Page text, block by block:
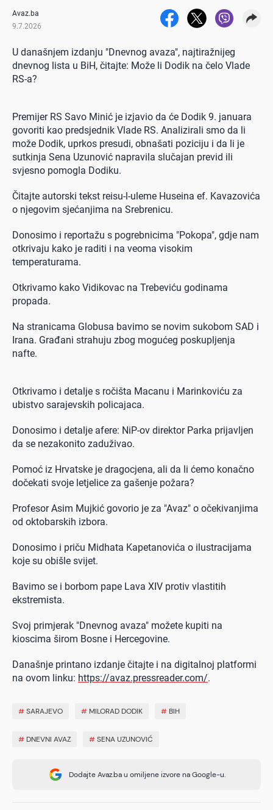
Avaz.ba
9.7.2026
U današnjem izdanju "Dnevnog avaza", najtiražnijeg
dnevnog lista u BiH, čitajte: Može li Dodik na čelo Vlade
RS-a?
Premijer RS Savo Minić je izjavio da će Dodik 9. januara
govoriti kao predsjednik Vlade RS. Analizirali smo da li
može Dodik, uprkos presudi, obnašati poziciju i da li je
sutkinja Sena Uzunović napravila slučajan previd ili
svjesno pomogla Dodiku.
Čitajte autorski tekst reisu-l-uleme Huseina ef. Kavazovića
o njegovim sjećanjima na Srebrenicu.
Donosimo i reportažu s pogrebnicima "Pokopa", gdje nam
otkrivaju kako je raditi i na veoma visokim
temperaturama.
Otkrivamo kako Vidikovac na Trebeviću godinama
propada.
Na stranicama Globusa bavimo se novim sukobom SAD i
Irana. Građani strahuju zbog mogućeg poskupljenja
nafte.
Otkrivamo i detalje s ročišta Macanu i Marinkoviću za
ubistvo sarajevskih policajaca.
Donosimo i detalje afere: NiP-ov direktor Parka prijavljen
da se nezakonito zaduživao.
Pomoć iz Hrvatske je dragocjena, ali da li ćemo konačno
dočekati svoje letjelice za gašenje požara?
Profesor Asim Mujkić govorio je za "Avaz" o očekivanjima
od oktobarskih izbora.
Donosimo i priču Midhata Kapetanovića o ilustracijama
koje su obišle svijet.
Bavimo se i borbom pape Lava XIV protiv vlastitih
ekstremista.
Svoj primjerak "Dnevnog avaza" možete kupiti na
kioscima širom Bosne i Hercegovine.
Današnje printano izdanje čitajte i na digitalnoj platformi
na ovom linku: https://avaz.pressreader.com/.
#SARAJEVO # MILORAD DODIK # BIH
# DNEVNI AVAZ #SENA UZUNOVIĆ
Dodajte Avaz.ba u omiljene izvore na Google-u.